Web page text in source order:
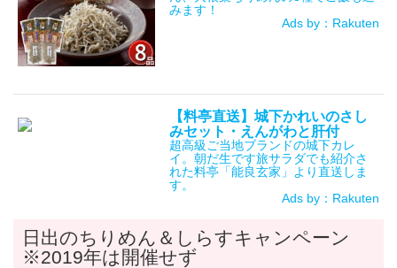
みます！
Ads by：Rakuten
【料亭直送】城下かれいのさし
みセット・えんがわと肝付
超高級ご当地ブランドの城下カレ
イ。朝だ生です旅サラダでも紹介さ
れた料亭「能良玄家」より直送しま
す。
Ads by：Rakuten
日出のちりめん＆しらすキャンペーン
※2019年は開催せず